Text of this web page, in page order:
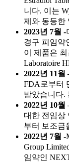
니다. 이는
제와 동등한
2023년 7월 -
경구 피임약
이 제품은 최
Laboratoire
2022년 11월
FDA로부터
받았습니다.
2022년 10월
대한 전임상
부터 보조금
2022년 7월 -
Group
임약인